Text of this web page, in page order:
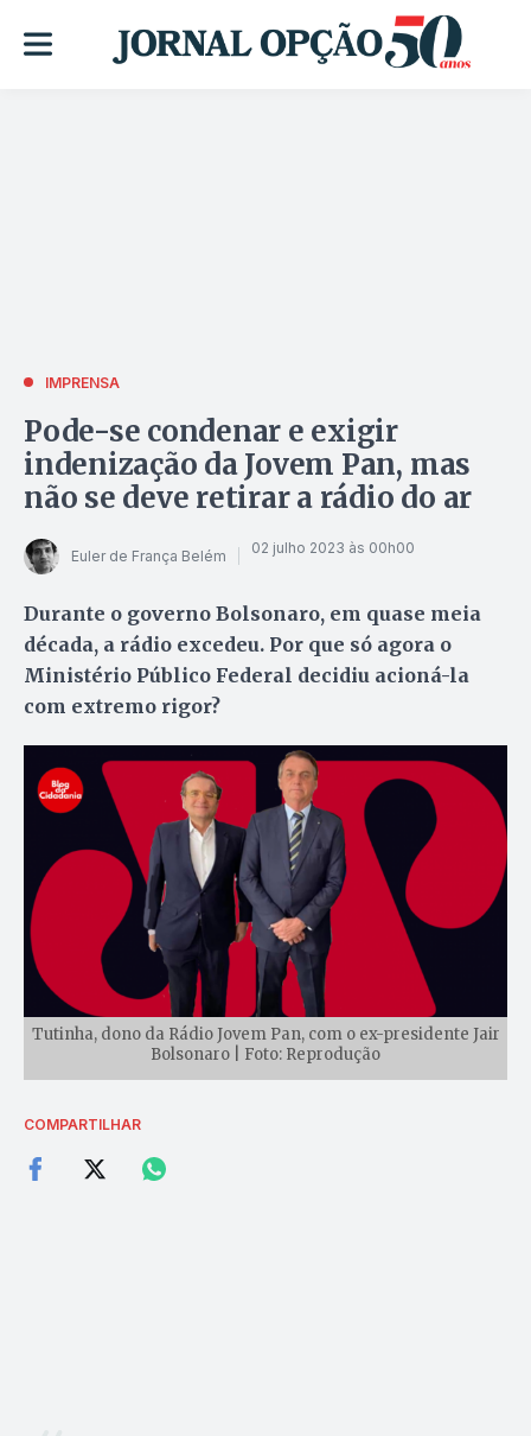
IMPRENSA
Pode-se condenar e exigir
indenização da Jovem Pan, mas
não se deve retirar a rádio do ar
Euler de França Belém 02 julho 2023 às 00h00
Durante o governo Bolsonaro, em quase meia
década, a rádio excedeu. Por que só agora o
Ministério Público Federal decidiu acioná-la
com extremo rigor?
Tutinha, dono da Rádio Jovem Pan, com o ex-presidente Jair
Bolsonaro | Foto: Reprodução
COMPARTILHAR